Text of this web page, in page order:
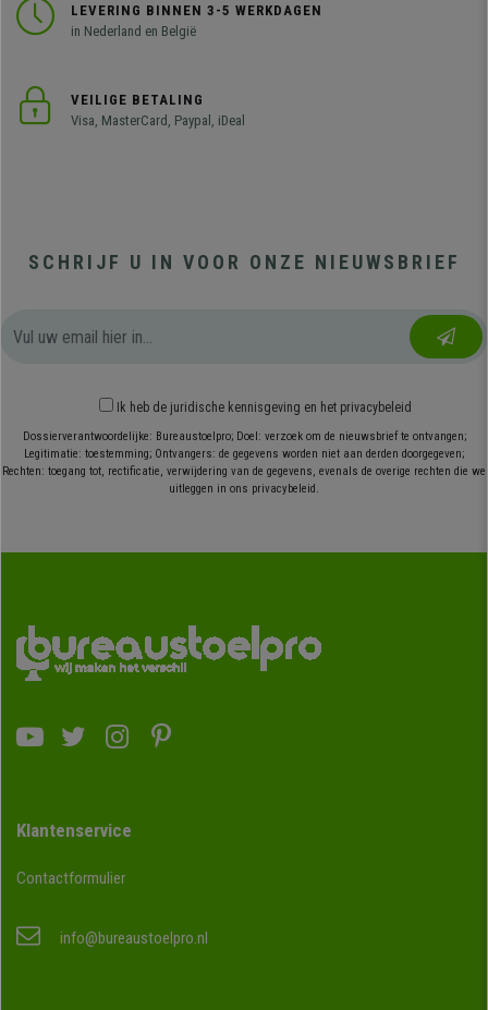
LEVERING BINNEN 3-5 WERKDAGEN
in Nederland en België
VEILIGE BETALING
Visa, MasterCard, Paypal, iDeal
SCHRIJF U IN VOOR ONZE NIEUWSBRIEF
Ik heb de juridische kennisgeving en het privacybeleid
Dossierverantwoordelijke: Bureaustoelpro; Doel: verzoek om de nieuwsbrief te ontvangen;
Legitimatie: toestemming; Ontvangers: de gegevens worden niet aan derden doorgegeven;
Rechten: toegang tot, rectificatie, verwijdering van de gegevens, evenals de overige rechten die we
uitleggen in ons privacybeleid.
Klantenservice
Contactformulier
info@bureaustoelpro.nl